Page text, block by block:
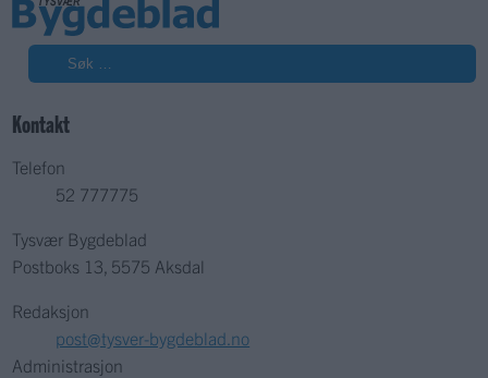
Kontakt
Telefon
52 777775
Tysvær Bygdeblad
Postboks 13, 5575 Aksdal
Redaksjon
post@tysver-bygdeblad.no
Administrasjon